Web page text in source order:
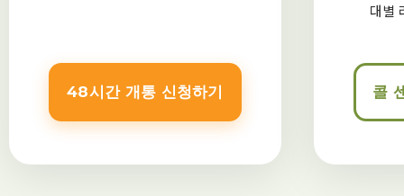
48시간 개통 신청하기
대별
콜